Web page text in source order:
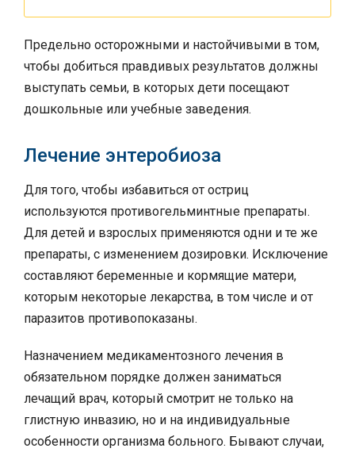
Предельно осторожными и настойчивыми в том,
чтобы добиться правдивых результатов должны
выступать семьи, в которых дети посещают
дошкольные или учебные заведения.
Лечение энтеробиоза
Для того, чтобы избавиться от остриц
используются противогельминтные препараты.
Для детей и взрослых применяются одни и те же
препараты, с изменением дозировки. Исключение
составляют беременные и кормящие матери,
которым некоторые лекарства, в том числе и от
паразитов противопоказаны.
Назначением медикаментозного лечения в
обязательном порядке должен заниматься
лечащий врач, который смотрит не только на
глистную инвазию, но и на индивидуальные
особенности организма больного. Бывают случаи,